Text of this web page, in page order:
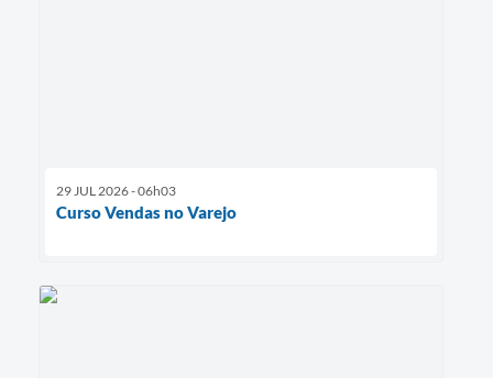
29 JUL 2026 - 06h03
Curso Vendas no Varejo